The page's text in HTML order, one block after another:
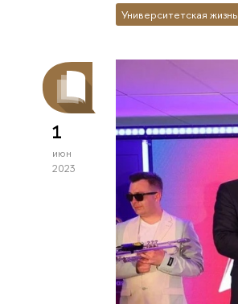
Университетская жизнь
1
июн
2023